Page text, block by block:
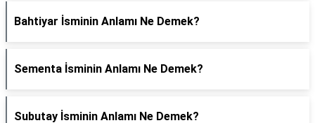
Bahtiyar İsminin Anlamı Ne Demek?
Sementa İsminin Anlamı Ne Demek?
Subutay İsminin Anlamı Ne Demek?